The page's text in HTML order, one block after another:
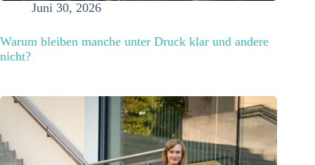
Juni 30, 2026
Warum bleiben manche unter Druck klar und andere
nicht?